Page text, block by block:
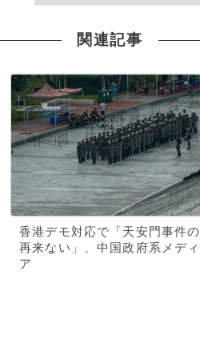
関連記事
香港デモ対応で「天安門事件の
再来ない」、中国政府系メディ
ア